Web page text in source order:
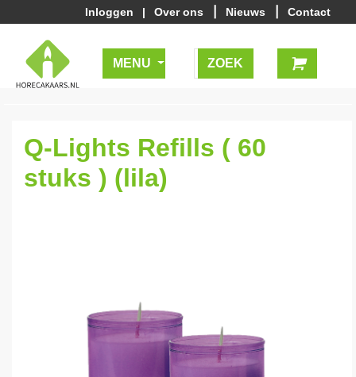
Inloggen | Over ons Nieuws Contact
MENU
Q-Lights Refills ( 60
stuks ) (lila)